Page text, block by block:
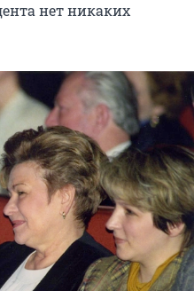
нет никаких